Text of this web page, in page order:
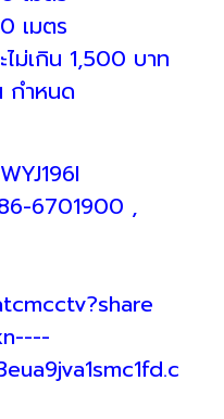
เมตร
ไม่เกิน 1,500 บาท
กำหนด
6701900 ,